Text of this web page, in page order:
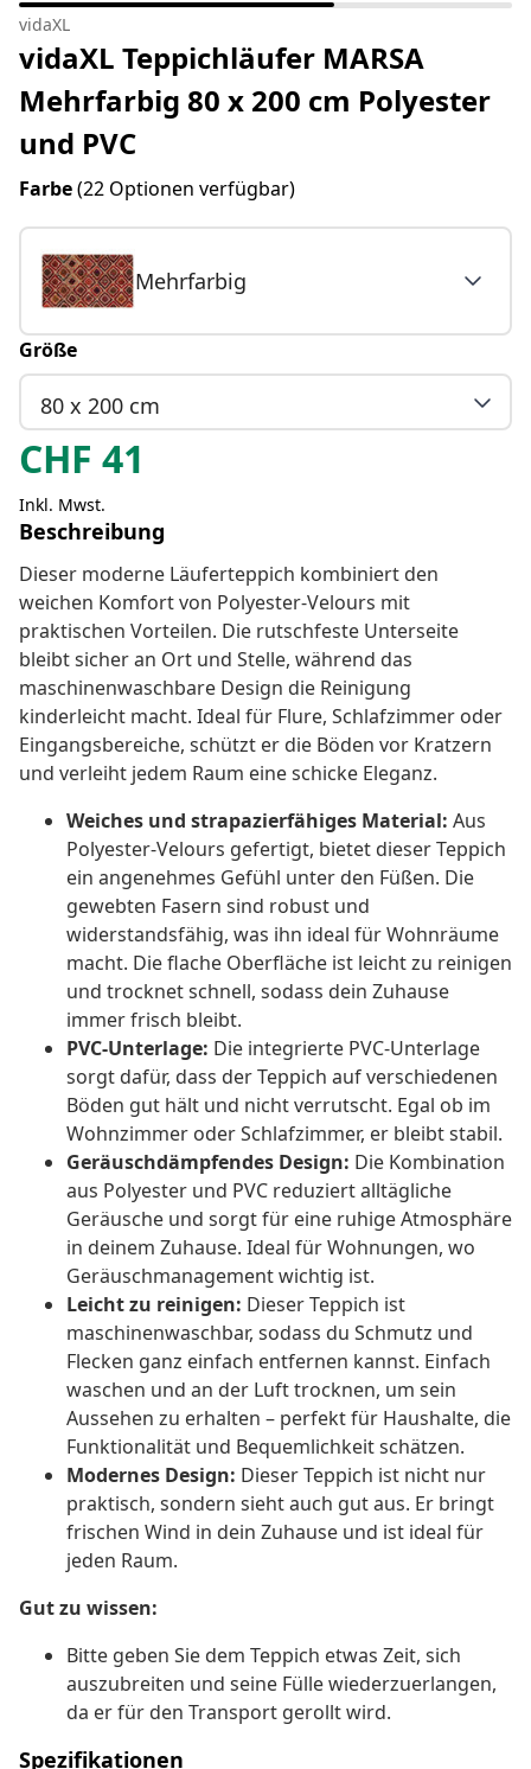
vidaXL
vidaXL Teppichläufer MARSA
Mehrfarbig 80 x 200 cm Polyester
und PVC
Farbe(22 Optionen verfügbar)
Mehrfarbig
Größe
80 x 200 cm
CHF 41
Inkl. Mwst.
Beschreibung
Dieser moderne Läuferteppich kombiniert den
weichen Komfort von Polyester-Velours mit
praktischen Vorteilen. Die rutschfeste Unterseite
bleibt sicher an Ort und Stelle, während das
maschinenwaschbare Design die Reinigung
kinderleicht macht. Ideal für Flure, Schlafzimmer oder
Eingangsbereiche, schützt er die Böden vor Kratzern
und verleiht jedem Raum eine schicke Eleganz.
Weiches und strapazierfähiges Material: Aus
Polyester-Velours gefertigt, bietet dieser Teppich
ein angenehmes Gefühl unter den Füßen. Die
gewebten Fasern sind robust und
widerstandsfähig, was ihn ideal für Wohnräume
macht. Die flache Oberfläche ist leicht zu reinigen
und trocknet schnell, sodass dein Zuhause
immer frisch bleibt.
PVC-Unterlage: Die integrierte PVC-Unterlage
sorgt dafür, dass der Teppich auf verschiedenen
Böden gut hält und nicht verrutscht. Egal ob im
Wohnzimmer oder Schlafzimmer, er bleibt stabil.
Geräuschdämpfendes Design: Die Kombination
aus Polyester und PVC reduziert alltägliche
Geräusche und sorgt für eine ruhige Atmosphäre
in deinem Zuhause. Ideal für Wohnungen, wo
Geräuschmanagement wichtig ist.
Leicht zu reinigen: Dieser Teppich ist
maschinenwaschbar, sodass du Schmutz und
Flecken ganz einfach entfernen kannst. Einfach
waschen und an der Luft trocknen, um sein
Aussehen zu erhalten – perfekt für Haushalte, die
Funktionalität und Bequemlichkeit schätzen.
Modernes Design: Dieser Teppich ist nicht nur
praktisch, sondern sieht auch gut aus. Er bringt
frischen Wind in dein Zuhause und ist ideal für
jeden Raum.
Gut zu wissen:
Bitte geben Sie dem Teppich etwas Zeit, sich
auszubreiten und seine Fülle wiederzuerlangen,
da er für den Transport gerollt wird.
Spezifikationen